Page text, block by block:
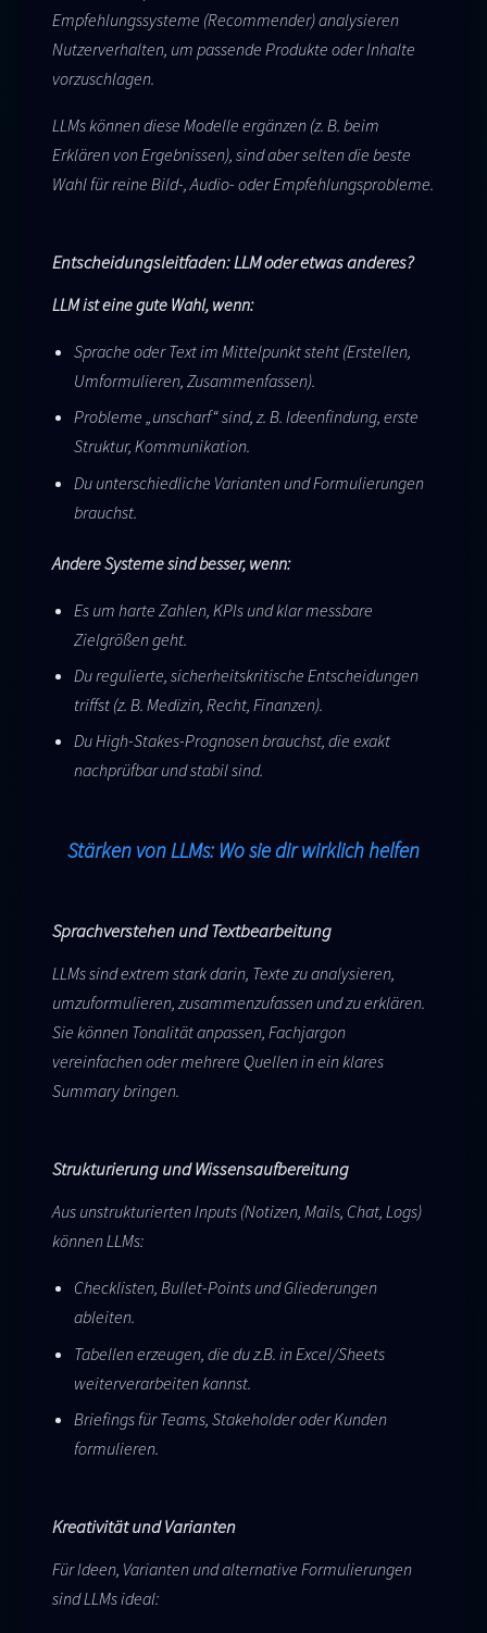
Empfehlungssysteme (Recommender) analysieren
Nutzerverhalten, um passende Produkte oder Inhalte
vorzuschlagen.
LLMs können diese Modelle ergänzen (z. B. beim
Erklären von Ergebnissen), sind aber selten die beste
Wahl für reine Bild-, Audio- oder Empfehlungsprobleme.
Entscheidungsleitfaden: LLM oder etwas anderes?
LLM ist eine gute Wahl, wenn:
Sprache oder Text im Mittelpunkt steht (Erstellen,
Umformulieren, Zusammenfassen).
Probleme „unscharf“ sind, z. B. Ideenfindung, erste
Struktur, Kommunikation.
Du unterschiedliche Varianten und Formulierungen
brauchst.
Andere Systeme sind besser, wenn:
Es um harte Zahlen, KPIs und klar messbare
Zielgrößen geht.
Du regulierte, sicherheitskritische Entscheidungen
triffst (z. B. Medizin, Recht, Finanzen).
Du High-Stakes-Prognosen brauchst, die exakt
nachprüfbar und stabil sind.
Stärken von LLMs: Wo sie dir wirklich helfen
Sprachverstehen und Textbearbeitung
LLMs sind extrem stark darin, Texte zu analysieren,
umzuformulieren, zusammenzufassen und zu erklären.
Sie können Tonalität anpassen, Fachjargon
vereinfachen oder mehrere Quellen in ein klares
Summary bringen.
Strukturierung und Wissensaufbereitung
Aus unstrukturierten Inputs (Notizen, Mails, Chat, Logs)
können LLMs:
Checklisten, Bullet-Points und Gliederungen
ableiten.
Tabellen erzeugen, die du z.B. in Excel/Sheets
weiterverarbeiten kannst.
Briefings für Teams, Stakeholder oder Kunden
formulieren.
Kreativität und Varianten
Für Ideen, Varianten und alternative Formulierungen
sind LLMs ideal: